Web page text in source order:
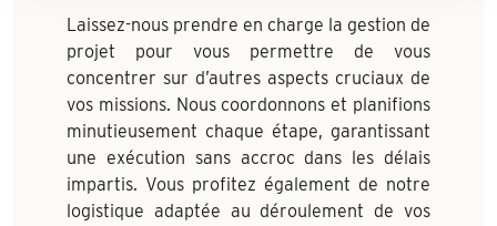
Laissez-nous prendre en charge la gestion de
projet pour vous permettre de vous
concentrer sur d’autres aspects cruciaux de
vos missions. Nous coordonnons et planifions
minutieusement chaque étape, garantissant
une exécution sans accroc dans les délais
impartis. Vous profitez également de notre
logistique adaptée au déroulement de vos